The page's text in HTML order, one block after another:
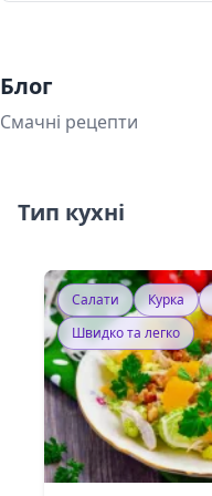
Блог
Смачні рецепти
Тип кухні
Салати Курка
Швидко та легко